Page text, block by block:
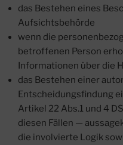
das Bestehen eines
Aufsichtsbehörde
wenn die
betroffenen Person
Informationen über die
das Bestehen einer
Entscheidungsfindung
Artikel 22 Abs.1 und 4
diesen Fällen —
die involvierte Logik